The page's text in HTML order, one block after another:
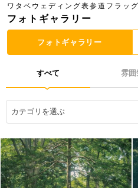
撮影レポート
衣装
アクセス/TEL
こだわりポイント
ワタベウェディング表参道フラッ
フォトギャラリー
フォトギャラリー
すべて 雰囲
カテゴリを選ぶ